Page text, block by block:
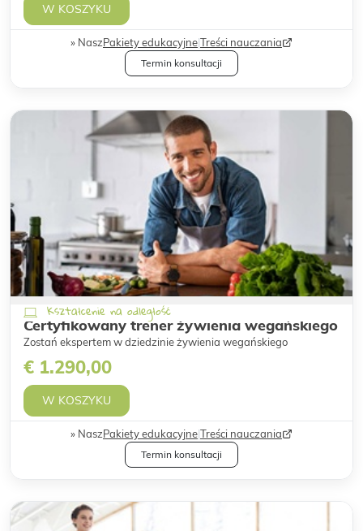
W KOSZYKU
NaszPakiety edukacyjne|Treści nauczania
Termin konsultacji
Kształcenie na odległość
Certyfikowany trener żywienia wegańskiego
Zostań ekspertem w dziedzinie żywienia wegańskiego
€ 1.290,00
W KOSZYKU
NaszPakiety edukacyjne|Treści nauczania
Termin konsultacji